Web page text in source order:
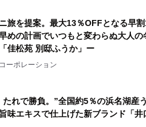
旅を提案。最大13％OFFとなる早
めの計画でいつもと変わらぬ大人の
佳松苑 別邸ふうか」ー
ーポレーション
れで勝負。”全国約5％の浜名湖産
味エキスで仕上げた新ブランド「井